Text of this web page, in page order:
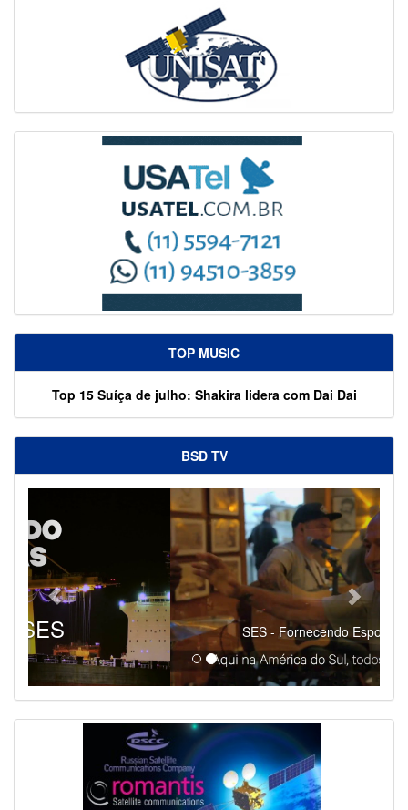
TOP MUSIC
Top 15 Suíça de julho: Shakira lidera com Dai Dai
BSD TV
SES - Fornecendo Esportes Ao Vivo